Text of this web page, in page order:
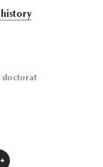
doctorat